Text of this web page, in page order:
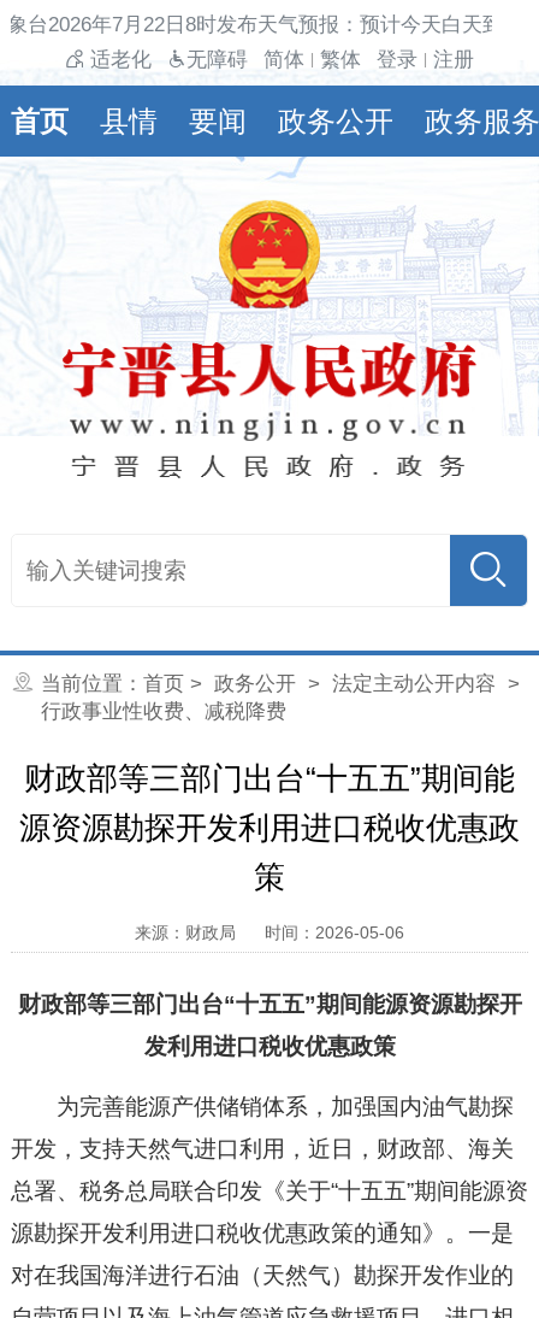
台2026年7月22日8时发布天气预报：预计今天白天到
适老化
无障碍 简体 繁体 登录 注册
首页 县情 要闻 政务公开 政务服务
当前位置： 首页 > 政务公开> 法定主动公开内容 >
行政事业性收费、减税降费
财政部等三部门出台“十五五”期间能
源资源勘探开发利用进口税收优惠政
策
来源：财政局 时间：2026-05-06
财政部等三部门出台“十五五”期间能源资源勘探开
发利用进口税收优惠政策
为完善能源产供储销体系，加强国内油气勘探
开发，支持天然气进口利用，近日，财政部、海关
总署、税务总局联合印发《关于“十五五”期间能源资
源勘探开发利用进口税收优惠政策的通知》。一是
对在我国海洋进行石油（天然气）勘探开发作业的